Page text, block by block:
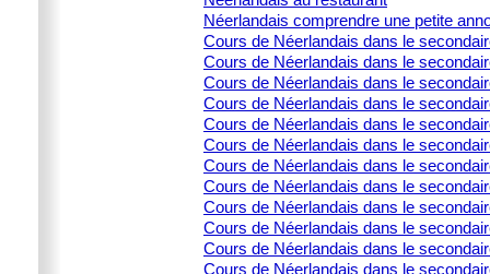
Néerlandais comprendre une petite
Cours de Néerlandais dans le
Cours de Néerlandais dans le
Cours de Néerlandais dans le
Cours de Néerlandais dans le
Cours de Néerlandais dans le
Cours de Néerlandais dans le
Cours de Néerlandais dans le
Cours de Néerlandais dans le
Cours de Néerlandais dans le
Cours de Néerlandais dans le
Cours de Néerlandais dans le
Cours de Néerlandais dans le